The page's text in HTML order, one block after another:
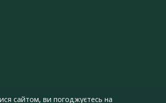
сайтом, ви погоджуєтесь на